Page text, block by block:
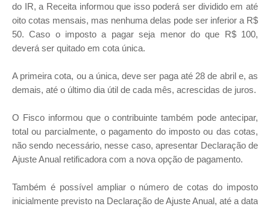
do IR, a Receita informou que isso poderá ser dividido em até
oito cotas mensais, mas nenhuma delas pode ser inferior a R$
50. Caso o imposto a pagar seja menor do que R$ 100,
deverá ser quitado em cota única.
A primeira cota, ou a única, deve ser paga até 28 de abril e, as
demais, até o último dia útil de cada mês, acrescidas de juros.
O Fisco informou que o contribuinte também pode antecipar,
total ou parcialmente, o pagamento do imposto ou das cotas,
não sendo necessário, nesse caso, apresentar Declaração de
Ajuste Anual retificadora com a nova opção de pagamento.
Também é possível ampliar o número de cotas do imposto
inicialmente previsto na Declaração de Ajuste Anual, até a data